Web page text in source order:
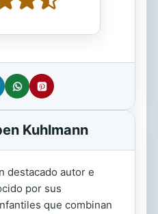
Kuhlmann
destacado autor e
por sus
que combinan